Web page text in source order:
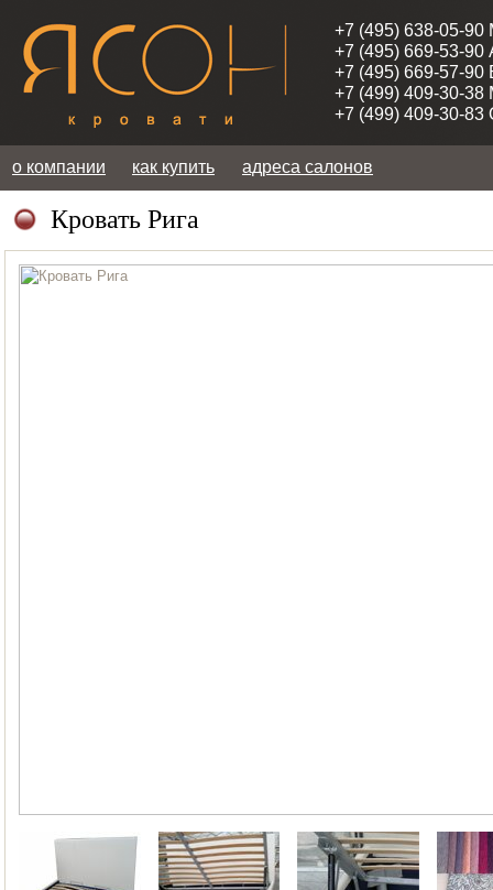
+7 (495) 638-05-90
+7 (495) 669-53-90
+7 (495) 669-57-90
+7 (499) 409-30-38
+7 (499) 409-30-83
о компании как купить адреса салонов
Кровать Рига